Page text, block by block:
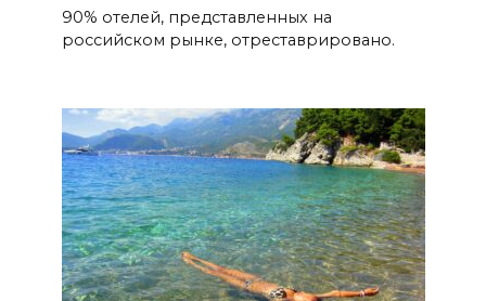
90% отелей, представленных на
российском рынке, отреставрировано.